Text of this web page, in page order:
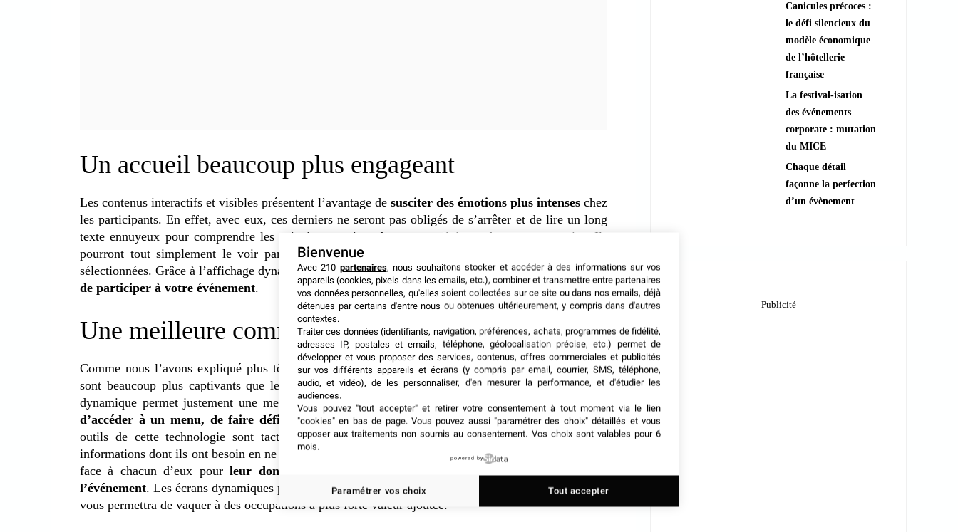
Un accueil beaucoup plus engageant
Les contenus interactifs et visibles présentent l’avantage de susciter des émotions plus intenses chez
les participants. En effet, avec eux, ces derniers ne seront pas obligés de s’arrêter et de lire un long
texte ennuyeux pour comprendre les principaux points de votre produit ou de votre entreprise. Ils
pourront tout simplement le voir par le biais d’images explicites, marquantes et minutieusement
sélectionnées. Grâce à l’affichage dynamique, ils aurontenvie d’en savoir plus sur votre marque et
de participer à votre événement.
Une meilleure communication
Comme nous l’avons expliqué plus tôt, les contenus multimédias tels que les images et les vidéos
sont beaucoup plus captivants que les textes faisant succéder les phrases et les mots. L’affichage
dynamique permet justement une meilleure communication en donnant la possibilité aux visiteurs
d’accéder à un menu, de faire défiler une carte ou de poser des questions. En effet, certains
outils de cette technologie sont tactiles. Ainsi, les participants pourront obtenir exactement les
informations dont ils ont besoin en ne faisant que quelques clics. Vous n’aurez plus à parler en face à
face à chacun d’eux pourleur donner des renseignements
l’événement. Les écrans dynamiques peuvent parfaitement s’occuper de cette tâche pour vous, ce qui
vous permettra de vaquer à des occupations à plus forte valeur ajoutée.
???? Explorer les animations
Canicules précoces :
le défi silencieux du
modèle économique
de l’hôtellerie
française
La festival-isation
des événements
corporate : mutation
du MICE
Chaque détail
façonne la perfection
d’un évènement
Bienvenue
Avec 210 partenaires, nous souhaitons stocker et accéder à des informations sur vos
appareils (cookies, pixels dans les emails, etc.), combiner et transmettre entre partenaires
vos données personnelles, qu'elles soient collectées sur ce site ou dans nos emails, déjà
détenues par certains d'entre nous ou obtenues ultérieurement, y compris dans d'autres
contextes.
Traiter ces données (identifiants, navigation, préférences, achats, programmes de fidélité,
adresses IP, postales et emails, téléphone, géolocalisation précise, etc.) permet de
développer et vous proposer des services, contenus, offres commerciales et publicités
sur vos différents appareils et écrans (y compris par email, courrier, SMS, téléphone,
audio, et vidéo), de les personnaliser, d'en mesurer la performance, et d'étudier les
audiences.
Vous pouvez "tout accepter" et retirer votre consentement à tout moment via le lien
"cookies" en bas de page. Vous pouvez aussi "paramétrer des choix" détaillés et vous
opposer aux traitements non soumis au consentement. Vos choix sont valables pour 6
mois.
powered by
Paramétrer vos choix Tout accepter